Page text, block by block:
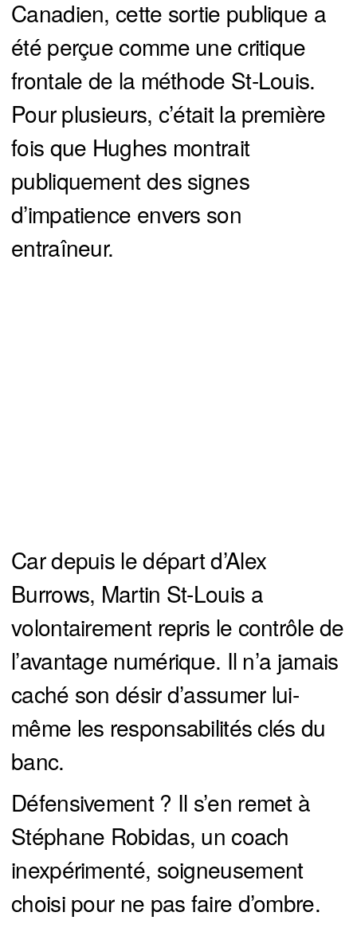
Canadien, cette sortie publique a
été perçue comme une critique
frontale de la méthode St-Louis.
Pour plusieurs, c’était la première
fois que Hughes montrait
publiquement des signes
d’impatience envers son
entraîneur.
Car depuis le départ d’Alex
Burrows, Martin St-Louis a
volontairement repris le contrôle de
l’avantage numérique. Il n’a jamais
caché son désir d’assumer lui-
même les responsabilités clés du
banc.
Défensivement ? Il s’en remet à
Stéphane Robidas, un coach
inexpérimenté, soigneusement
choisi pour ne pas faire d’ombre.